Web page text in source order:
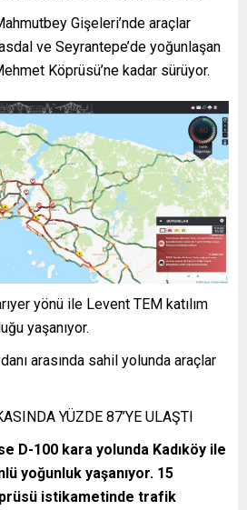
Gişeleri’nde araçlar
ve Seyrantepe’de yoğunlaşan
Köprüsü’ne kadar sürüyor.
yönü ile Levent TEM katılım
yaşanıyor.
arasında sahil yolunda araçlar
YÜZDE 87’YE ULAŞTI
D-100 kara yolunda Kadıköy ile
yoğunluk yaşanıyor. 15
istikametinde trafik